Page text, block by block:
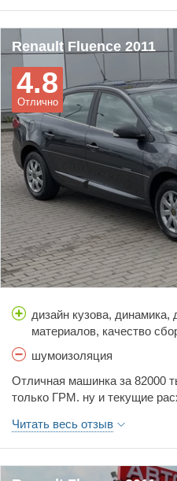
Renault Fluence 2011
Отлично
4.8
дизайн кузова, динамика,
материалов, качество
обслуживания, тормоза,
шумоизоляция
Отличная машинка за 82000
только ГРМ. ну и текущие
посторонних нет и не было.
движения 90 -110 км,ч
Самая экономная скорость
Читать весь отзыв